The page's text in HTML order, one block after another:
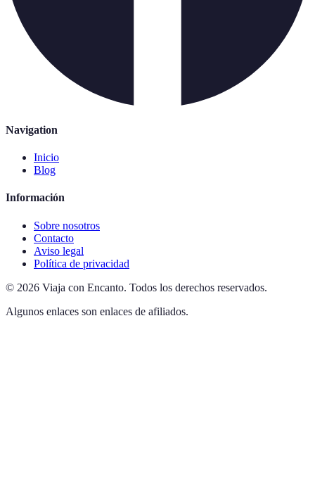
Navigation
Inicio
Blog
Información
Sobre nosotros
Contacto
Aviso legal
Política de privacidad
© 2026 Viaja con Encanto. Todos los derechos reservados.
Algunos enlaces son enlaces de afiliados.